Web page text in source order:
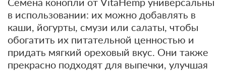
в использовании: их можно добавлять в
каши, йогурты, смузи или салаты, чтобы
обогатить их питательной ценностью и
придать мягкий ореховый вкус. Они также
прекрасно подходят для выпечки, улучшая